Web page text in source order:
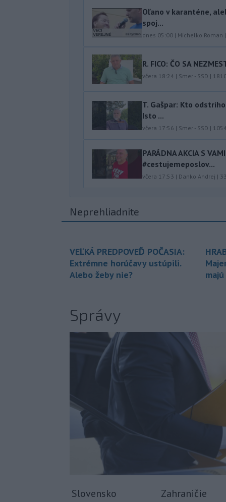
Oľano v karanténe,
spoj...
dnes 05:00 | Michelko Roman |
R. FICO: ČO SA
včera 18:24 | Smer - SSD |
T. Gašpar: Kto
Isto ...
včera 17:56 | Smer - SSD |
PARÁDNA AKCIA S
#cestujemeposlov...
včera 17:53 | Danko Andrej |
Neprehliadnite
VEĽKÁ PREDPOVEĎ POČASIA:
Extrémne horúčavy ustúpili.
Alebo žeby nie?
Správy
Slovensko Zahraničie